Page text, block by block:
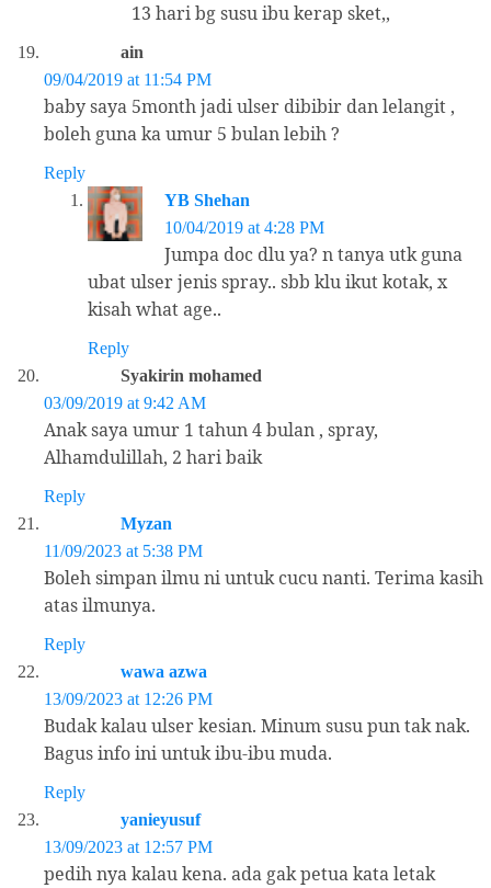
13 hari bg susu ibu kerap sket,,
ain
09/04/2019 at 11:54 PM
baby saya 5month jadi ulser dibibir dan lelangit ,
boleh guna ka umur 5 bulan lebih ?
Reply
YB Shehan
10/04/2019 at 4:28 PM
Jumpa doc dlu ya? n tanya utk guna
ubat ulser jenis spray.. sbb klu ikut kotak, x
kisah what age..
Reply
Syakirin mohamed
03/09/2019 at 9:42 AM
Anak saya umur 1 tahun 4 bulan , spray,
Alhamdulillah, 2 hari baik
Reply
Myzan
11/09/2023 at 5:38 PM
Boleh simpan ilmu ni untuk cucu nanti. Terima kasih
atas ilmunya.
Reply
wawa azwa
13/09/2023 at 12:26 PM
Budak kalau ulser kesian. Minum susu pun tak nak.
Bagus info ini untuk ibu-ibu muda.
Reply
yanieyusuf
13/09/2023 at 12:57 PM
pedih nya kalau kena. ada gak petua kata letak